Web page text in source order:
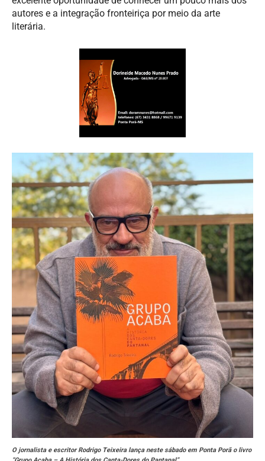
autores e a integração fronteiriça por meio da arte
literária.
O jornalista e escritor Rodrigo Teixeira lança neste sábado em Ponta Porã o livro